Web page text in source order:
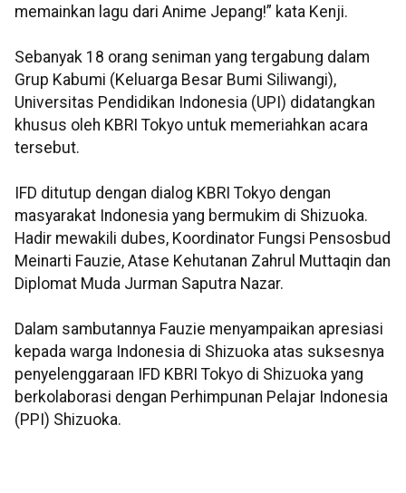
memainkan lagu dari Anime Jepang!” kata Kenji.
Sebanyak 18 orang seniman yang tergabung dalam
Grup Kabumi (Keluarga Besar Bumi Siliwangi),
Universitas Pendidikan Indonesia (UPI) didatangkan
khusus oleh KBRI Tokyo untuk memeriahkan acara
tersebut.
IFD ditutup dengan dialog KBRI Tokyo dengan
masyarakat Indonesia yang bermukim di Shizuoka.
Hadir mewakili dubes, Koordinator Fungsi Pensosbud
Meinarti Fauzie, Atase Kehutanan Zahrul Muttaqin dan
Diplomat Muda Jurman Saputra Nazar.
Dalam sambutannya Fauzie menyampaikan apresiasi
kepada warga Indonesia di Shizuoka atas suksesnya
penyelenggaraan IFD KBRI Tokyo di Shizuoka yang
berkolaborasi dengan Perhimpunan Pelajar Indonesia
(PPI) Shizuoka.